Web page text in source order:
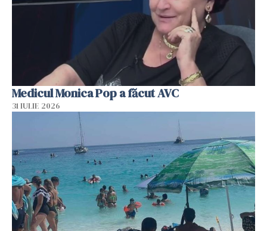
Medicul Monica Pop a făcut AVC
31 IULIE 2026